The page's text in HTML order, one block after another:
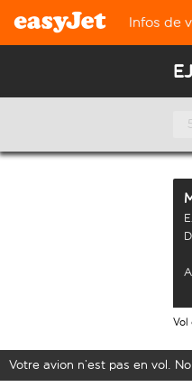
Infos de
Vol
Votre avion n’est pas en vol.